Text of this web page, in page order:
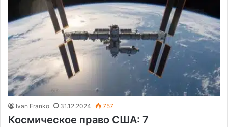
Ivan Franko 31.12.2024 757
Космическое право США: 7